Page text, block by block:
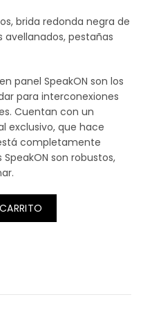
brida redonda negra de
pestañas
panel SpeakON son los
para interconexiones
Cuentan con un
exclusivo, que hace
completamente
son robustos,
CHASIS 4 POLOS NEUTRIK